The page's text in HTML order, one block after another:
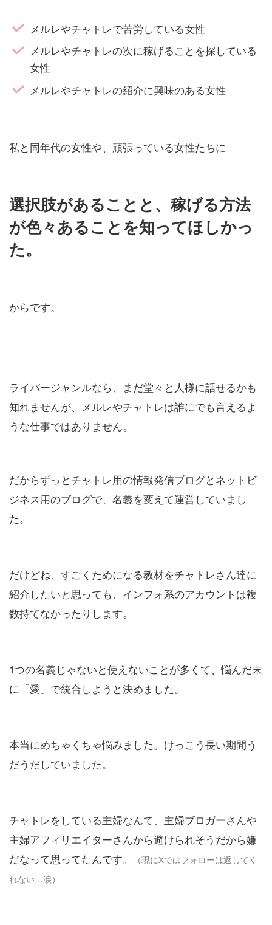
メルレやチャトレで苦労している女性
メルレやチャトレの次に稼げることを探している
女性
メルレやチャトレの紹介に興味のある女性
私と同年代の女性や、頑張っている女性たちに
選択肢があること と、 稼げる方法
が色々あることを知ってほしかっ
た。
からです。
ライバージャンルなら、まだ堂々と人様に話せるかも
知れませんが、メルレやチャトレは誰にでも言えるよ
うな仕事ではありません。
だからずっとチャトレ用の情報発信ブログとネットビ
ジネス用のブログで、名義を変えて運営していまし
た。
だけどね、すごくためになる教材をチャトレさん達に
紹介したいと思っても、インフォ系のアカウントは複
数持てなかったりします。
1つの名義じゃないと使えないことが多くて、悩んだ末
に「愛」で統合しようと決めました。
本当にめちゃくちゃ悩みました。けっこう長い期間う
だうだしていました。
チャトレをしている主婦なんて、主婦ブロガーさんや
主婦アフィリエイターさんから避けられそうだから嫌
だなって思ってたんです。
（現にXではフォローは返してく
れない…涙）